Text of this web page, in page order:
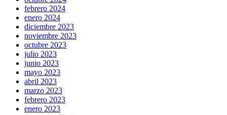
febrero 2024
enero 2024
diciembre 2023
noviembre 2023
octubre 2023
julio 2023
junio 2023
mayo 2023
abril 2023
marzo 2023
febrero 2023
enero 2023